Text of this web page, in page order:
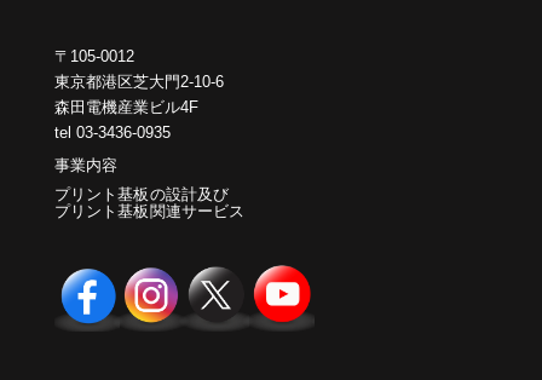
〒105-0012
東京都港区芝大門2-10-6
森田電機産業ビル4F
tel 03-3436-0935
事業内容
プリント基板の設計及び
プリント基板関連サービス